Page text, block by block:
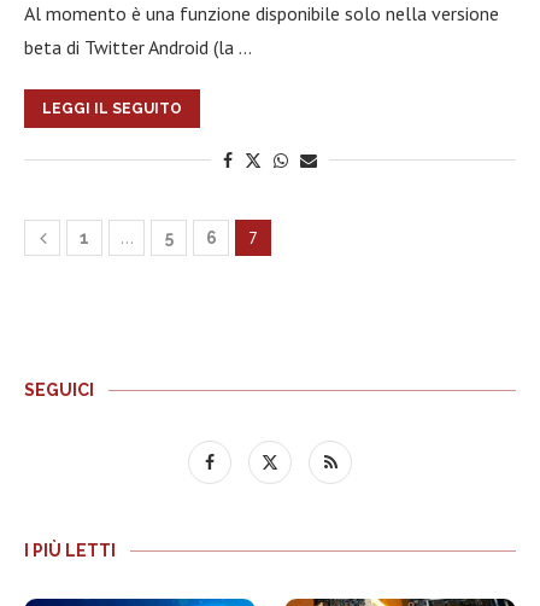
Al momento è una funzione disponibile solo nella versione
beta di Twitter Android (la …
LEGGI IL SEGUITO
1 … 5 6 7
SEGUICI
I PIÙ LETTI